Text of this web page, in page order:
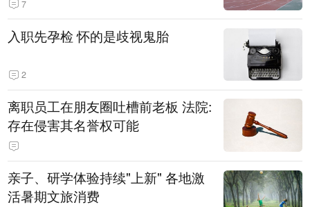
7
入职先孕检 怀的是歧视鬼胎
2
离职员工在朋友圈吐槽前老板 法院:
存在侵害其名誉权可能
亲子、研学体验持续"上新" 各地激
活暑期文旅消费